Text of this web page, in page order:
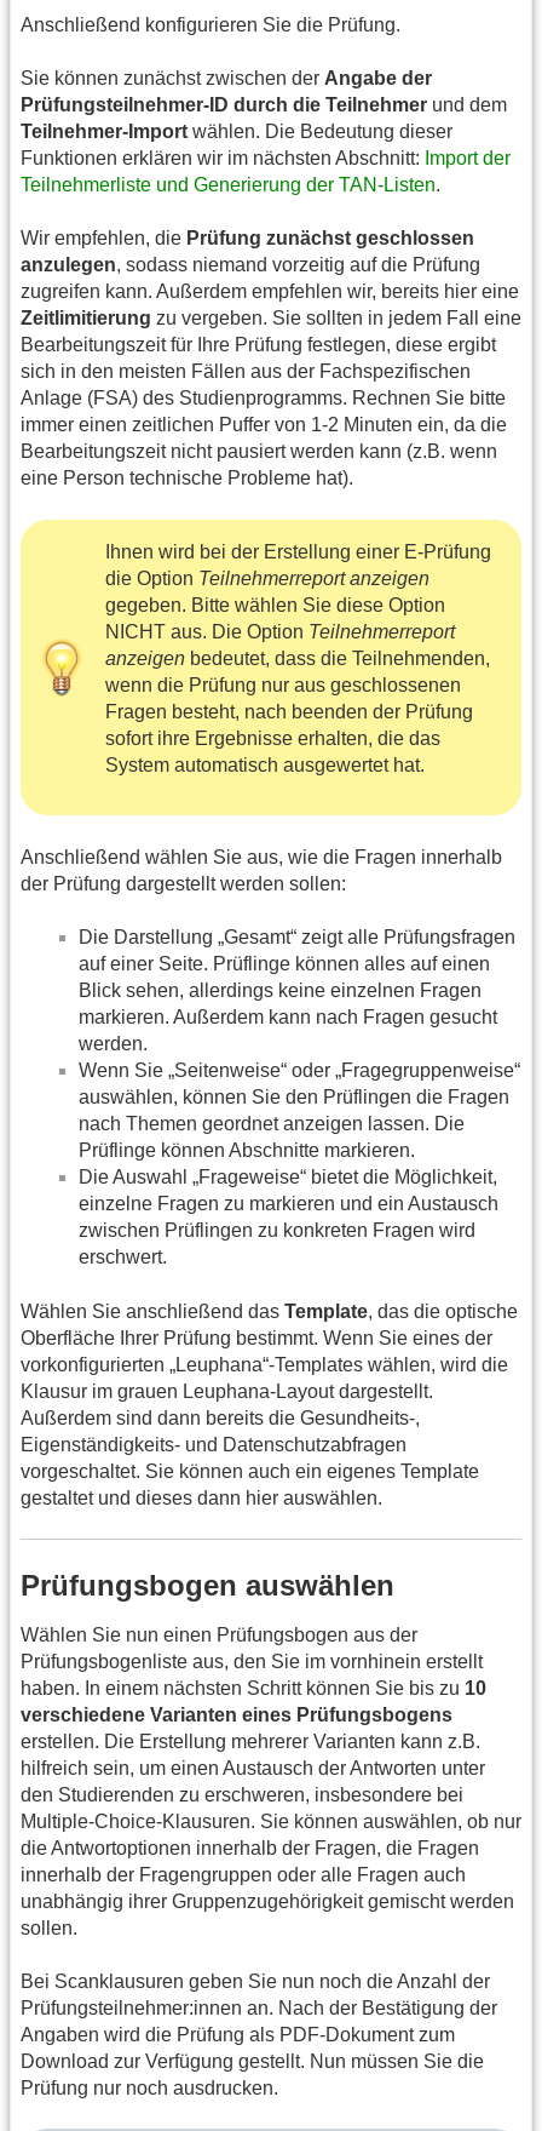
Anschließend konfigurieren Sie die Prüfung.
Sie können zunächst zwischen der Angabe der
Prüfungsteilnehmer-ID durch die Teilnehmer und dem
Teilnehmer-Import wählen. Die Bedeutung dieser
Funktionen erklären wir im nächsten Abschnitt: Import der
Teilnehmerliste und Generierung der TAN-Listen.
Wir empfehlen, die Prüfung zunächst geschlossen
anzulegen, sodass niemand vorzeitig auf die Prüfung
zugreifen kann. Außerdem empfehlen wir, bereits hier eine
Zeitlimitierung zu vergeben. Sie sollten in jedem Fall eine
Bearbeitungszeit für Ihre Prüfung festlegen, diese ergibt
sich in den meisten Fällen aus der Fachspezifischen
Anlage (FSA) des Studienprogramms. Rechnen Sie bitte
immer einen zeitlichen Puffer von 1-2 Minuten ein, da die
Bearbeitungszeit nicht pausiert werden kann (z.B. wenn
eine Person technische Probleme hat).
Ihnen wird bei der Erstellung einer E-Prüfung
die Option Teilnehmerreport anzeigen
gegeben. Bitte wählen Sie diese Option
NICHT aus. Die Option Teilnehmerreport
anzeigen bedeutet, dass die Teilnehmenden,
wenn die Prüfung nur aus geschlossenen
Fragen besteht, nach beenden der Prüfung
sofort ihre Ergebnisse erhalten, die das
System automatisch ausgewertet hat.
Anschließend wählen Sie aus, wie die Fragen innerhalb
der Prüfung dargestellt werden sollen:
Die Darstellung „Gesamt“ zeigt alle Prüfungsfragen
auf einer Seite. Prüflinge können alles auf einen
Blick sehen, allerdings keine einzelnen Fragen
markieren. Außerdem kann nach Fragen gesucht
werden.
Wenn Sie „Seitenweise“ oder „Fragegruppenweise“
auswählen, können Sie den Prüflingen die Fragen
nach Themen geordnet anzeigen lassen. Die
Prüflinge können Abschnitte markieren.
Die Auswahl „Frageweise“ bietet die Möglichkeit,
einzelne Fragen zu markieren und ein Austausch
zwischen Prüflingen zu konkreten Fragen wird
erschwert.
Wählen Sie anschließend das Template, das die optische
Oberfläche Ihrer Prüfung bestimmt. Wenn Sie eines der
vorkonfigurierten „Leuphana“-Templates wählen, wird die
Klausur im grauen Leuphana-Layout dargestellt.
Außerdem sind dann bereits die Gesundheits-,
Eigenständigkeits- und Datenschutzabfragen
vorgeschaltet. Sie können auch ein eigenes Template
gestaltet und dieses dann hier auswählen.
Prüfungsbogen auswählen
Wählen Sie nun einen Prüfungsbogen aus der
Prüfungsbogenliste aus, den Sie im vornhinein erstellt
haben. In einem nächsten Schritt können Sie bis zu 10
verschiedene Varianten eines Prüfungsbogens
erstellen. Die Erstellung mehrerer Varianten kann z.B.
hilfreich sein, um einen Austausch der Antworten unter
den Studierenden zu erschweren, insbesondere bei
Multiple-Choice-Klausuren. Sie können auswählen, ob nur
die Antwortoptionen innerhalb der Fragen, die Fragen
innerhalb der Fragengruppen oder alle Fragen auch
unabhängig ihrer Gruppenzugehörigkeit gemischt werden
sollen.
Bei Scanklausuren geben Sie nun noch die Anzahl der
Prüfungsteilnehmer:innen an. Nach der Bestätigung der
Angaben wird die Prüfung als PDF-Dokument zum
Download zur Verfügung gestellt. Nun müssen Sie die
Prüfung nur noch ausdrucken.